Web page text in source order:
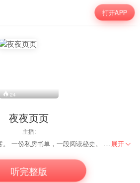
打开APP
24
夜夜页页
主播:
借读书之名闲聊的杂谈播客。 一份私房书单，一段阅读秘史。 夜已深，咱聊几页？ 从一本书聊起，遨游全宇宙。 夜夜读书，页页精彩。 欢迎订阅，欢迎交流～
泛知识类播客。
癌。
展开
听完整版